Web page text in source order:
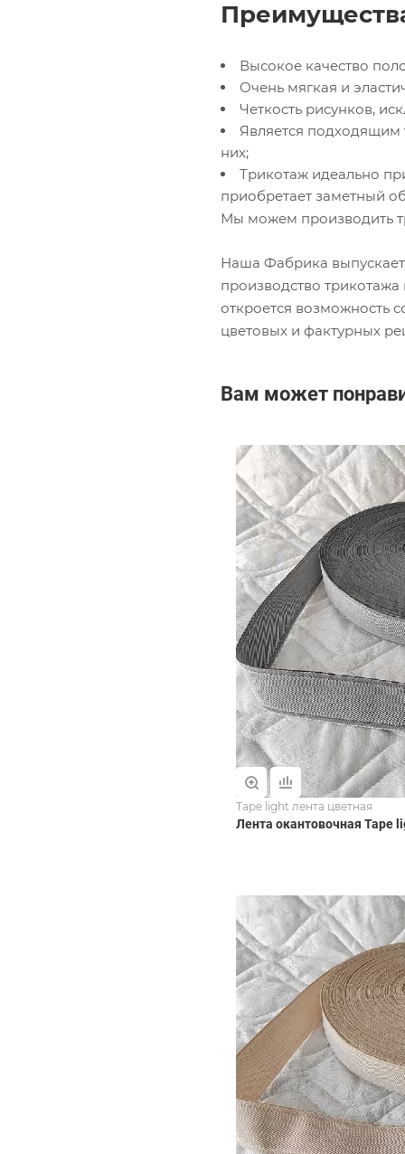
Высокое качество
Очень мягкая и
Четкость рисунков,
Является
них;
Трикотаж идеально
приобретает заметный
Мы можем производить
Наша Фабрика
производство
откроется возможность
цветовых и фактурных
Вам может
Tape light лента цветная
Лента окантовочная Tape